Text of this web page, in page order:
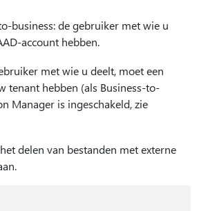
business: de gebruiker met wie u
account hebben.
met wie u deelt, moet een
tenant hebben (als Business-to-
Manager is ingeschakeld, zie
delen van bestanden met externe